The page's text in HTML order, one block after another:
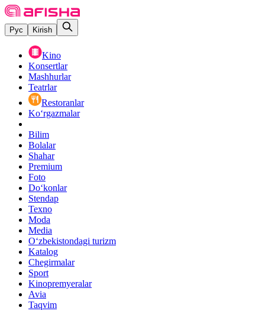
Рус Kirish
Kino
Konsertlar
Mashhurlar
Teatrlar
Restoranlar
Ko‘rgazmalar
Bilim
Bolalar
Shahar
Premium
Foto
Do‘konlar
Stendap
Texno
Moda
Media
O‘zbekistondagi turizm
Katalog
Chegirmalar
Sport
Kinopremyeralar
Avia
Taqvim